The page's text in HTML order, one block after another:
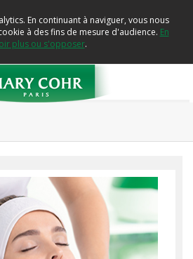
En continuant à naviguer, vous nous
à des fins de mesure d'audience. En
plus ou s'opposer.